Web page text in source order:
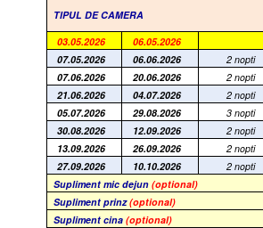
TIPUL DE CAMERA
03.05.2026
06.05.2026
07.05.2026
06.06.2026
2 nopti
07.06.2026
20.06.2026
2 nopti
21.06.2026
04.07.2026
2 nopti
05.07.2026
29.08.2026
3 nopti
30.08.2026
12.09.2026
2 nopti
13.09.2026
26.09.2026
2 nopti
27.09.2026
10.10.2026
2 nopti
Supliment mic dejun(optional)
Supliment prinz(optional)
Supliment cina(optional)